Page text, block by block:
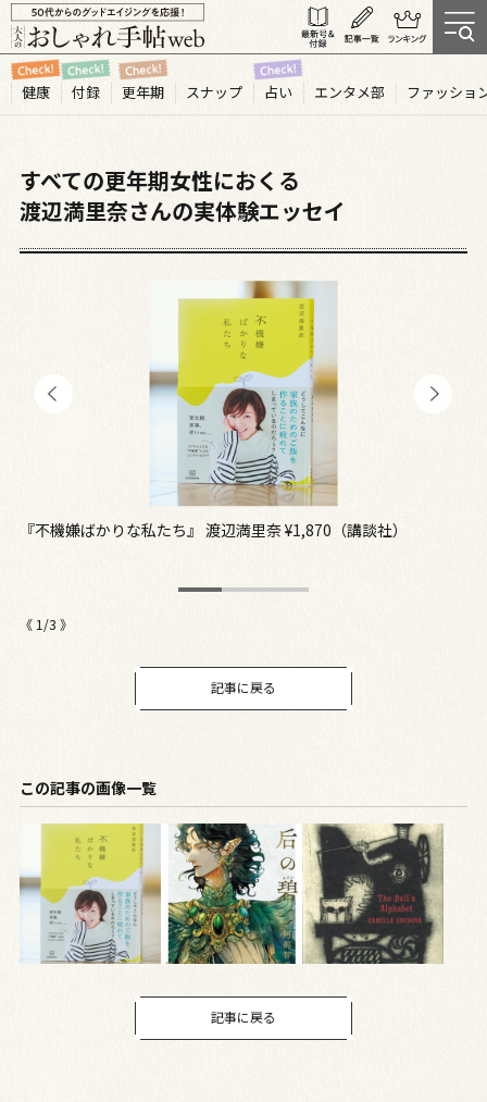
健康 付録 更年期 スナップ 占い エンタメ部 ファッショ
すべての更年期女性におくる
渡辺満里奈さんの実体験エッセイ
『不機嫌ばかりな私たち』 渡辺満里奈 ¥1,870（講談社）
《 1 /3 》
記事に戻る
この記事の画像一覧
記事に戻る